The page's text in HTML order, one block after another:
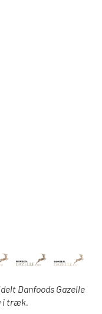
Danfoods Gazelle
i træk.